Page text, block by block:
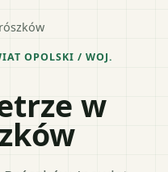
OPOLSKI / WOJ.
w